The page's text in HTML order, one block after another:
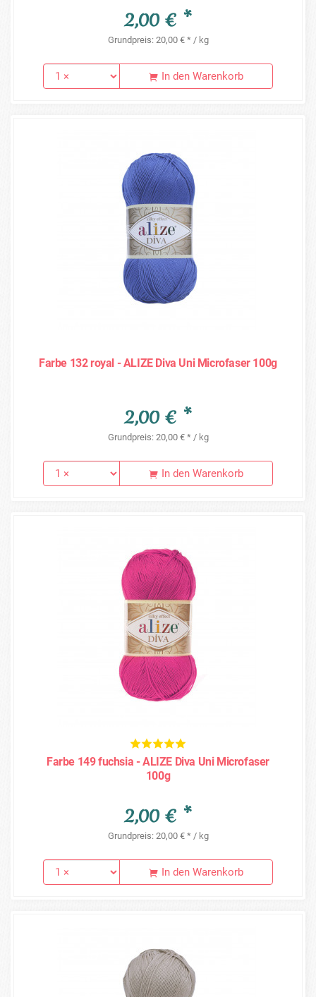
2,00 € *
Grundpreis: 20,00 € * / kg
In den Warenkorb
Farbe 132 royal - ALIZE Diva Uni Microfaser 100g
2,00 € *
Grundpreis: 20,00 € * / kg
In den Warenkorb
Farbe 149 fuchsia - ALIZE Diva Uni Microfaser
100g
2,00 € *
Grundpreis: 20,00 € * / kg
In den Warenkorb